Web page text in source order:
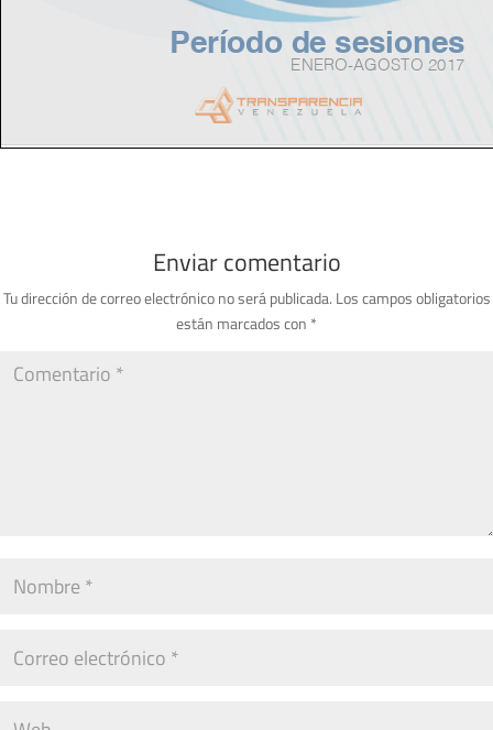
Enviar comentario
Tu dirección de correo electrónico no será publicada. Los campos obligatorios
están marcados con *